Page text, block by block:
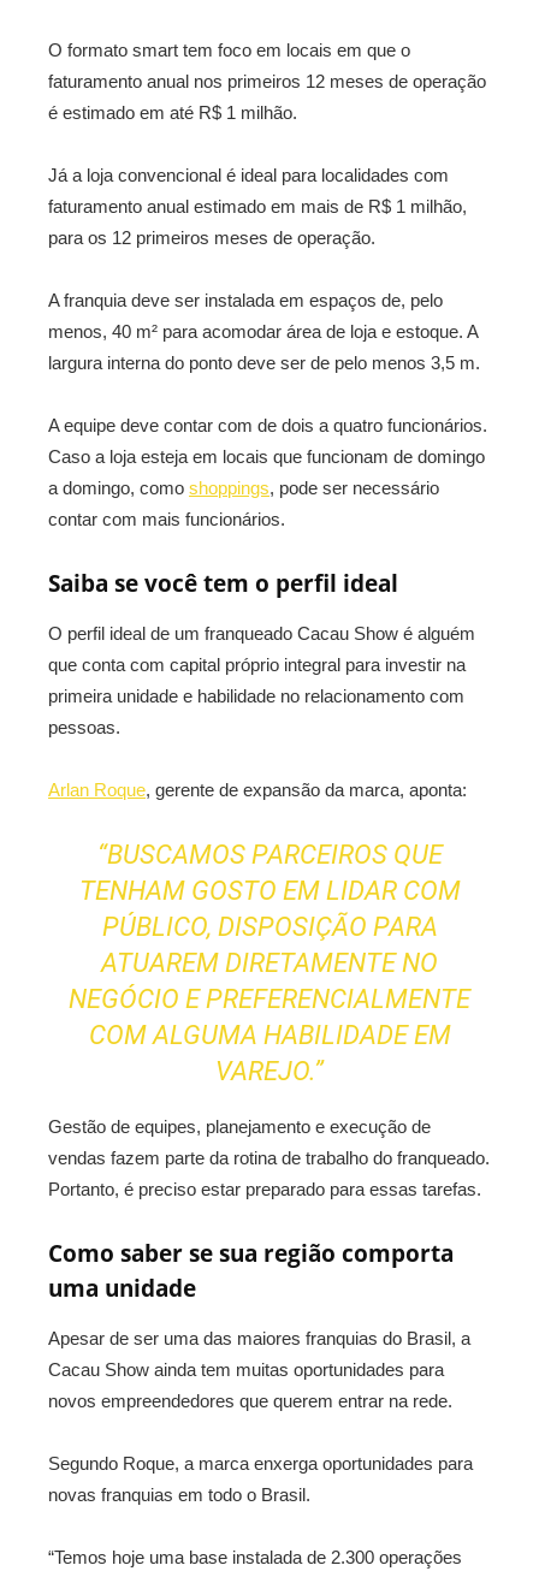
O formato smart tem foco em locais em que o
faturamento anual nos primeiros 12 meses de operação
é estimado em até R$ 1 milhão.
Já a loja convencional é ideal para localidades com
faturamento anual estimado em mais de R$ 1 milhão,
para os 12 primeiros meses de operação.
A franquia deve ser instalada em espaços de, pelo
menos, 40 m² para acomodar área de loja e estoque. A
largura interna do ponto deve ser de pelo menos 3,5 m.
A equipe deve contar com de dois a quatro funcionários.
Caso a loja esteja em locais que funcionam de domingo
a domingo, como shoppings, pode ser necessário
contar com mais funcionários.
Saiba se você tem o perfil ideal
O perfil ideal de um franqueado Cacau Show é alguém
que conta com capital próprio integral para investir na
primeira unidade e habilidade no relacionamento com
pessoas.
Arlan Roque, gerente de expansão da marca, aponta:
“BUSCAMOS PARCEIROS QUE
TENHAM GOSTO EM LIDAR COM
PÚBLICO, DISPOSIÇÃO PARA
ATUAREM DIRETAMENTE NO
NEGÓCIO E PREFERENCIALMENTE
COM ALGUMA HABILIDADE EM
VAREJO.”
Gestão de equipes, planejamento e execução de
vendas fazem parte da rotina de trabalho do franqueado.
Portanto, é preciso estar preparado para essas tarefas.
Como saber se sua região comporta
uma unidade
Apesar de ser uma das maiores franquias do Brasil, a
Cacau Show ainda tem muitas oportunidades para
novos empreendedores que querem entrar na rede.
Segundo Roque, a marca enxerga oportunidades para
novas franquias em todo o Brasil.
“Temos hoje uma base instalada de 2.300 operações